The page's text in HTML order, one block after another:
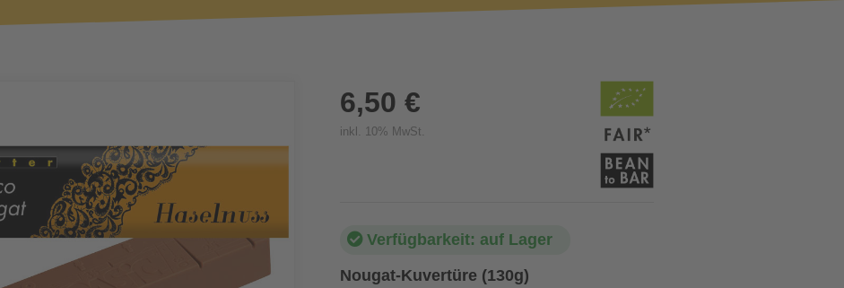
6,50 €
inkl. 10% MwSt.
Verfügbarkeit: auf Lager
Nougat-Kuvertüre (130g)